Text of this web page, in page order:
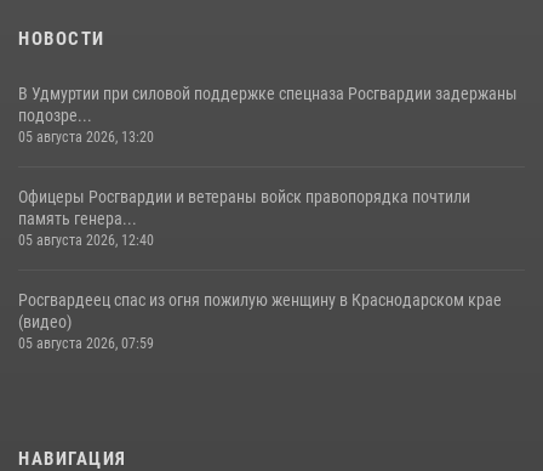
НОВОСТИ
В Удмуртии при силовой поддержке спецназа Росгвардии задержаны
подозре...
05 августа 2026, 13:20
Офицеры Росгвардии и ветераны войск правопорядка почтили
память генера...
05 августа 2026, 12:40
Росгвардеец спас из огня пожилую женщину в Краснодарском крае
(видео)
05 августа 2026, 07:59
НАВИГАЦИЯ